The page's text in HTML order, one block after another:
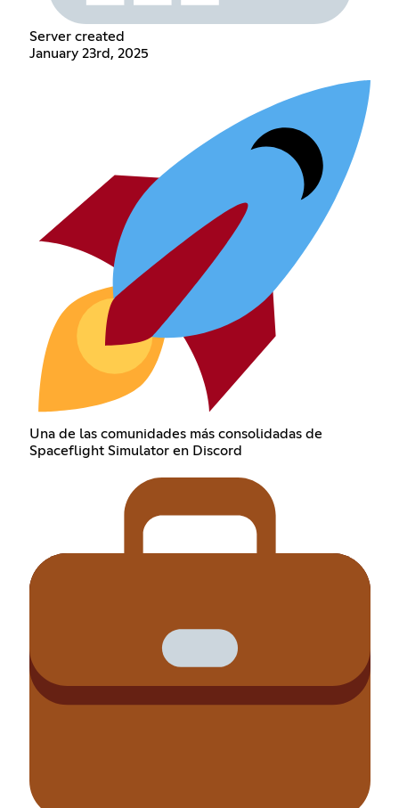
Server created
January 23rd, 2025
Una de las comunidades más consolidadas de
Spaceflight Simulator en Discord